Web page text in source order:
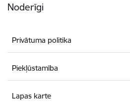
Noderīgi
Privātuma politika
Piekļūstamība
Lapas karte